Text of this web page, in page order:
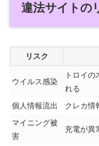
違法サイトの
リスク
ウイルス感染
トロイ
れる
個人情報流出
クレカ情
マイニング被
害
充電が異